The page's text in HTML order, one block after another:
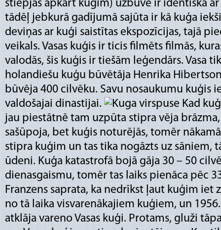
stiepjas apkārt kuģim) uzbūve ir identiska
tādēļ jebkurā gadījumā sajūta ir kā kuģa
deviņas ar kuģi saistītas ekspozīcijas, tajā
veikals. Vasas kuģis ir ticis filmēts filmās,
valodās, šis kuģis ir tiešām leģendārs. Vasa
holandiešu kuģu būvētāja Henrika
būvēja 400 cilvēku. Savu nosaukumu kuģis
valdošajai dinastijai.
Kad
jau piestātnē tam uzpūta stipra vēja
sašūpoja, bet kuģis noturējās, tomēr
stipra kuģim un tas tika nogāzts uz sāniem,
ūdeni. Kuģa katastrofā bojā gāja 30 – 50
dienasgaismu, tomēr tas laiks pienāca pēc
Franzens saprata, ka nedrīkst ļaut kuģim iet
no tā laika visvarenākajiem kuģiem, un
atklāja vareno Vasas kuģi. Protams, gluži